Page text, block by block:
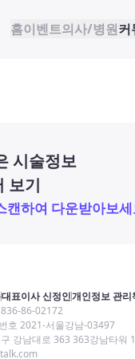
홈이벤트의사/병원커
시술정보
보기
캔하여 다운받아보세
대표이사 신정인개인정보 관리
86-02172
호 2021-서울강남-03497
강남대로 363 363강남타워